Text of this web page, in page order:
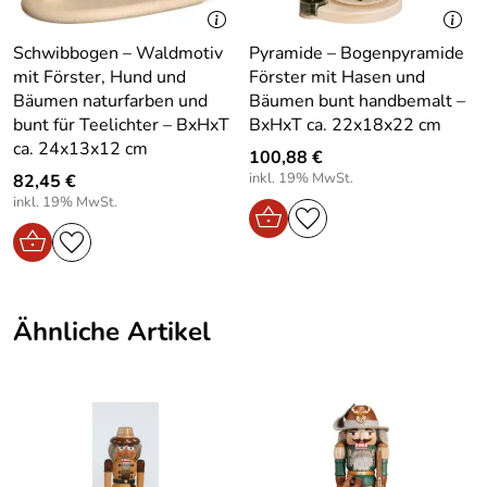
Verarbeitung und die Verwendung hochwertiger
heimischer Hölzer machen ihn zu einem langlebigen
Sammlerstück und einem Highlight jeder
Weihnachtsdekoration.
Vorteile / Details – Nussknacker-Förster mit Ente – Höhe
ca. 40 cm
Handgefertigt aus heimischem Holz
Kunsthandwerk aus dem Erzgebirge.
Detailgetreue Nachbildung der Uniform
eine realistische Optik.
Farbige Gestaltung
– Mit nicht gesundheitsschädlicher
Farbe handbemalt.
Feine, filigrane Handarbeit
– Hochwertige
Bunt
Material:
Produktart:
Nussknacker
Schwibbogen – Waldmotiv
mit Förster, Hund und
Bäumen naturfarben und
bunt für Teelichter – BxHxT
ca. 24x13x12 cm
82,45 €
inkl. 19% MwSt.
Pyramide – Bogenpyramide
Förster mit Hasen und
Bäumen bunt handbemalt –
BxHxT ca. 22x18x22 cm
100,88 €
inkl. 19% MwSt.
Ähnliche Artikel